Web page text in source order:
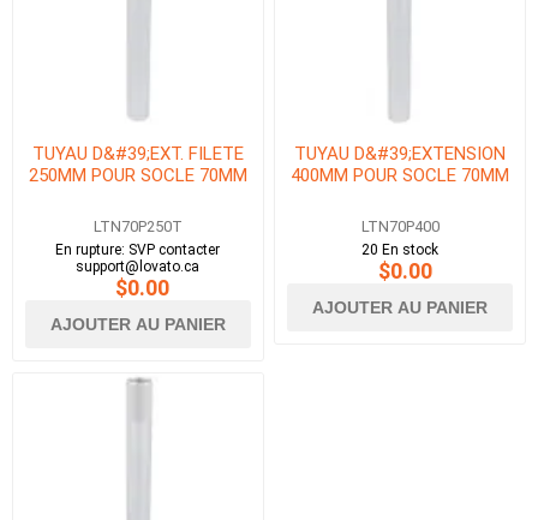
TUYAU D&#39;EXT. FILETE
250MM POUR SOCLE 70MM
LTN70P250T
En rupture: SVP contacter
support@lovato.ca
$0.00
AJOUTER AU PANIER
TUYAU D&#39;EXTENSION
400MM POUR SOCLE 70MM
LTN70P400
20 En stock
$0.00
AJOUTER AU PANIER